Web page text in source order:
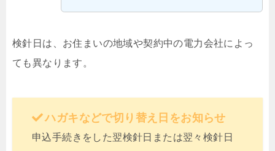
検針日は、お住まいの地域や契約中の電力会社によっ
ても異なります。
ハガキなどで切り替え日をお知らせ
申込手続きをした翌検針日または翌々検針日